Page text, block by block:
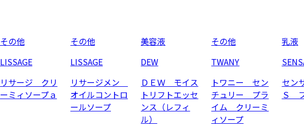
その他
LISSAGE
リサージ クリ
ーミィソープａ
その他
LISSAGE
リサージメン
オイルコントロ
ールソープ
美容液
DEW
ＤＥＷ モイス
トリフトエッセ
ンス（レフィ
ル）
その他
TWANY
トワニー セン
チュリー プラ
イム クリーミ
ィソープ
乳液
セン
Ｓ